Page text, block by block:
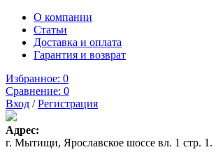
О компании
Статьи
Доставка и оплата
Гарантия и возврат
Избранное: 0
Сравнение: 0
Вход /Регистрация
Адрес:
г. Мытищи, Ярославское шоссе вл. 1 стр. 1.